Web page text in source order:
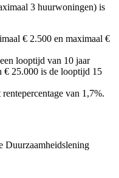
3 huurwoningen) is
€ 2.500 en maximaal €
looptijd van 10 jaar
€ 25.000 is de looptijd 15
van 1,7%.
Duurzaamheidslening